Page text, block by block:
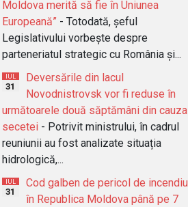
Moldova merită să fie în Uniunea
Europeană” - Totodată, șeful
Legislativului vorbește despre
parteneriatul strategic cu România și...
IUL
31
Deversările din lacul
Novodnistrovsk vor fi reduse în
următoarele două săptămâni din cauza
secetei - Potrivit ministrului, în cadrul
reuniunii au fost analizate situația
hidrologică,...
IUL
31
Cod galben de pericol de incendiu
în Republica Moldova până pe 7